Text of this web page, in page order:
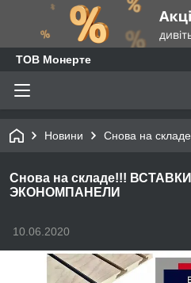
ТОВ Монерте
Новини Снова на
Снова на складе!!!
ЭКОНОМПАНЕЛИ
10.06.2020